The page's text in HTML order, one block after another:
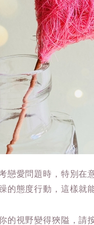
戀愛問題時，特別在
的態度行動，這樣就
的視野變得狹隘，請